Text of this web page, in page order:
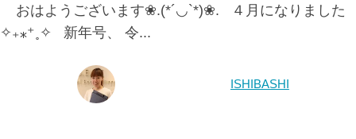
おはようございます❀.(*´◡`*)❀. ４月になりました
✧₊⁎⁺˳✧ 新年号、 令...
ISHIBASHI